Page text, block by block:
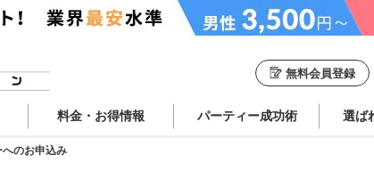
無料会員登録
料金・お得情報 パーティー成功術 選ば
のお申込み